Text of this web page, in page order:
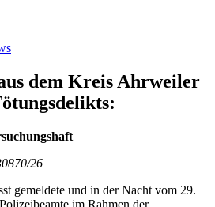
dem Kreis Ahrweiler
26
gemeldete und in der Nacht vom 29.
im Rahmen der